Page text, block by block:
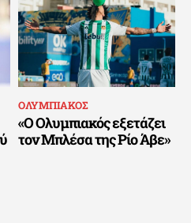
ΟΛΥΜΠΙΑΚΟΣ
«Ο Ολυμπιακός εξετάζει
τον Μπλέσα της Ρίο Άβε»